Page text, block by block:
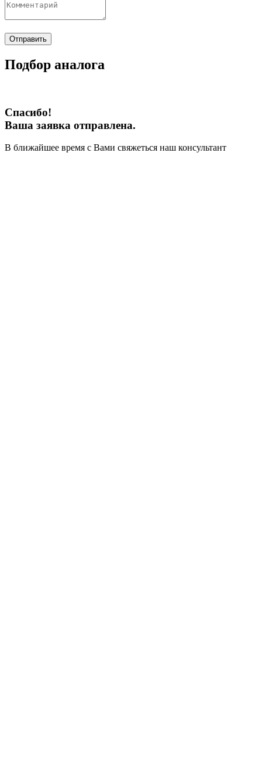
Отправить
Подбор аналога
Спасибо!
Ваша заявка отправлена.
В ближайшее время с Вами свяжеться наш консультант